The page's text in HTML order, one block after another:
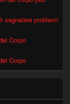
segnalare problemi
Corpo
Corpo